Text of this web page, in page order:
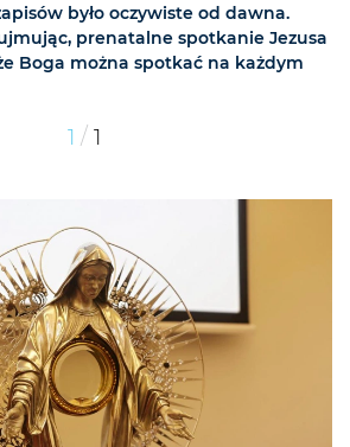
było oczywiste od dawna.
prenatalne spotkanie Jezusa
Boga można spotkać na każdym
1 / 1